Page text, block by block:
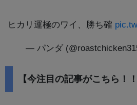
ヒカリ運極のワイ、勝ち確
— パンダ
【今注目の記事がこちら！！